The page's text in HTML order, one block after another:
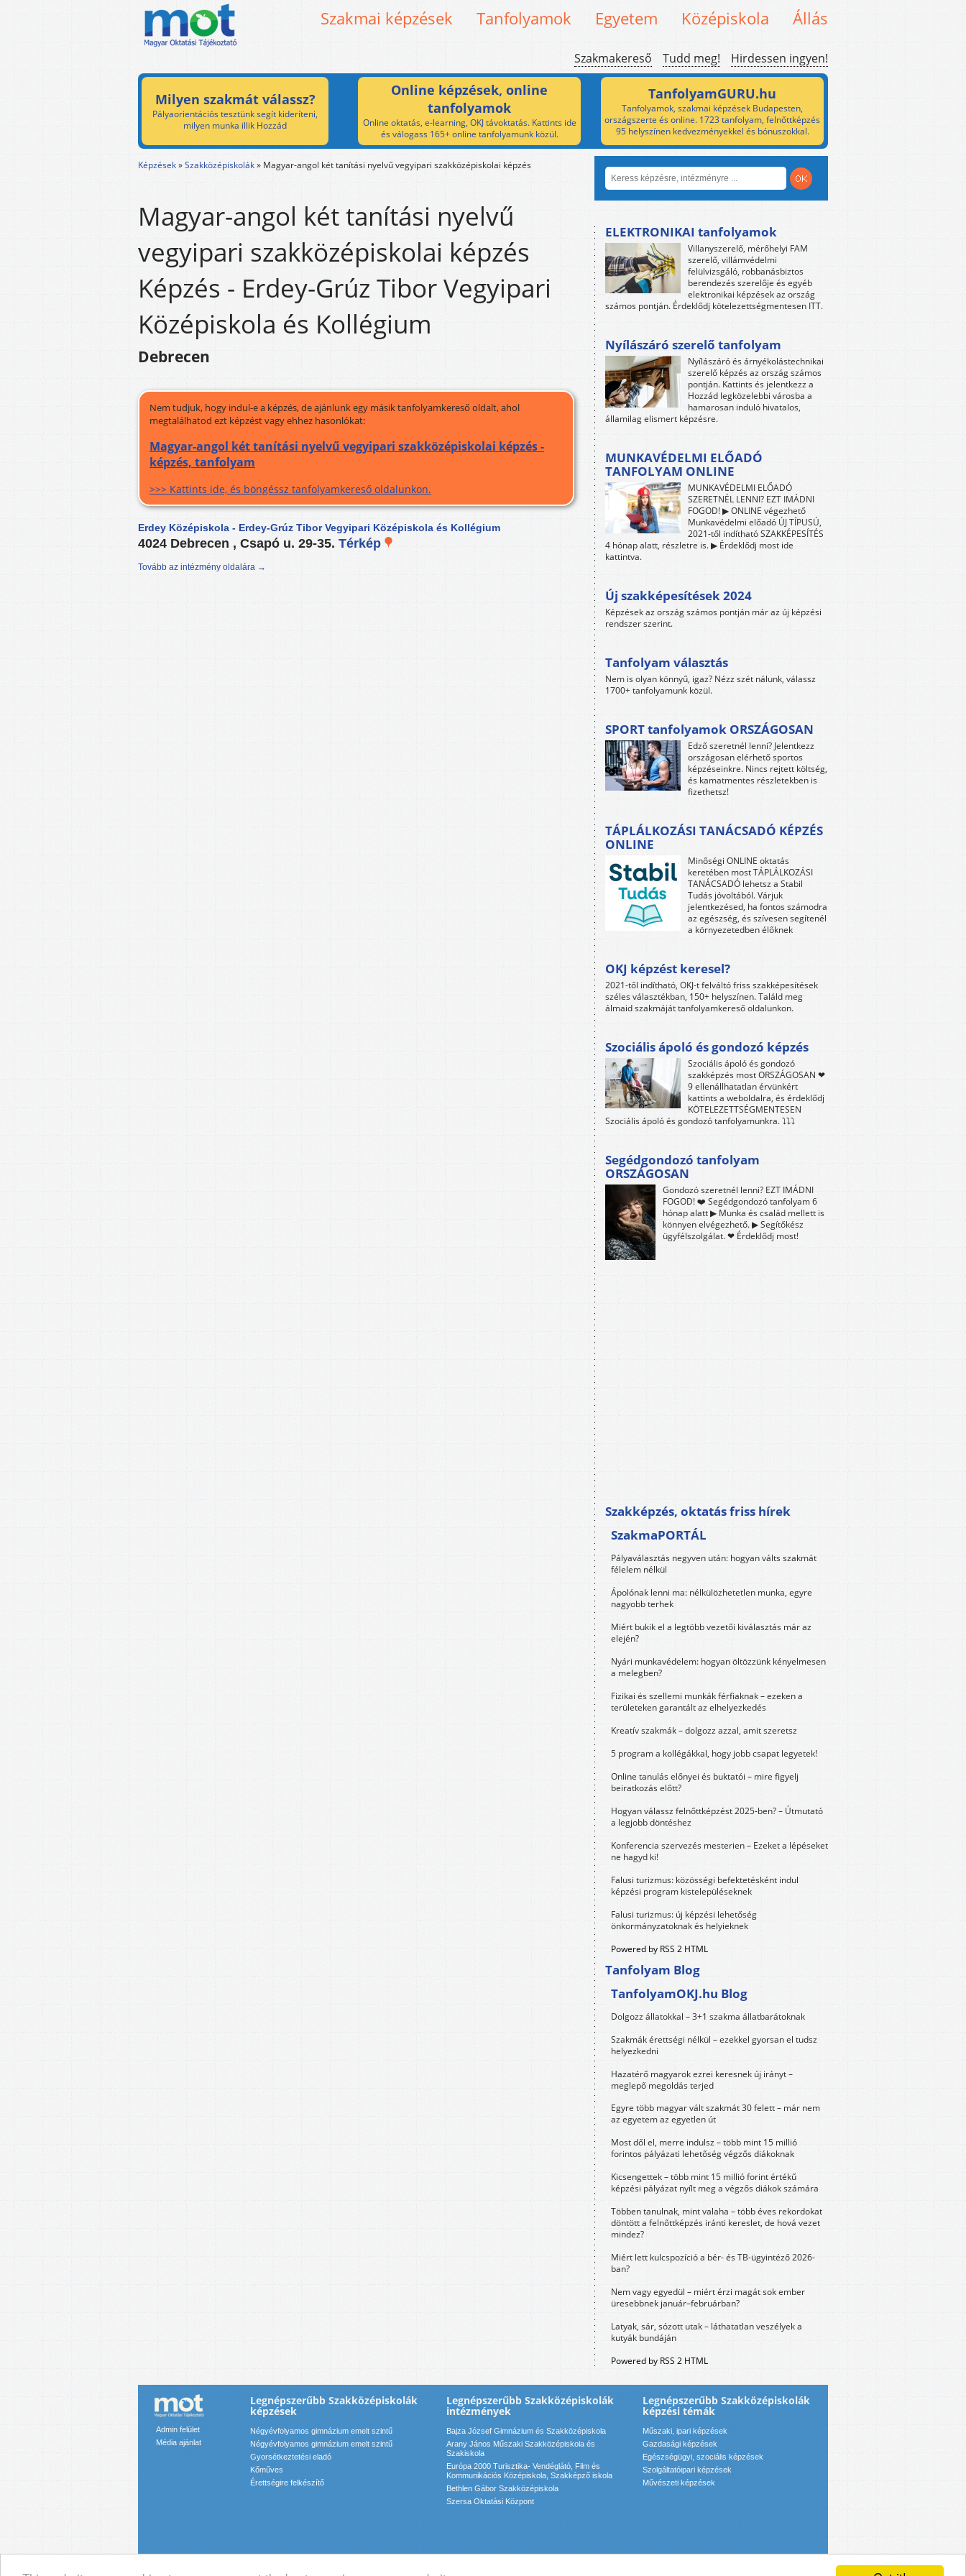
Szakmai képzések Tanfolyamok Egyetem Középiskola Állás
Szakmakereső Tudd meg! Hirdessen ingyen!
Milyen szakmát válassz?
Pályaorientációs tesztünk segít kideríteni,
milyen munka illik Hozzád
Online képzések, online
tanfolyamok
Online oktatás, e-learning, OKJ távoktatás. Kattints ide
és válogass 165+ online tanfolyamunk közül.
TanfolyamGURU.hu
Tanfolyamok, szakmai képzések Budapesten,
országszerte és online. 1723 tanfolyam, felnőttképzés
95 helyszínen kedvezményekkel és bónuszokkal.
Képzések»Szakközépiskolák» Magyar-angol két tanítási nyelvű vegyipari szakközépiskolai képzés
Magyar-angol két tanítási nyelvű
vegyipari szakközépiskolai képzés
Képzés - Erdey-Grúz Tibor Vegyipari
Középiskola és Kollégium
Debrecen
Nem tudjuk, hogy indul-e a képzés, de ajánlunk egy másik tanfolyamkereső oldalt, ahol
megtalálhatod ezt képzést vagy ehhez hasonlókat:
Magyar-angol két tanítási nyelvű vegyipari szakközépiskolai képzés -
képzés, tanfolyam
>>> Kattints ide, és böngéssz tanfolyamkereső oldalunkon.
Erdey Középiskola - Erdey-Grúz Tibor Vegyipari Középiskola és Kollégium
4024 Debrecen , Csapó u. 29-35. Térkép
Tovább az intézmény oldalára →
ELEKTRONIKAI tanfolyamok
Villanyszerelő, mérőhelyi FAM
szerelő, villámvédelmi
felülvizsgáló, robbanásbiztos
berendezés szerelője és egyéb
elektronikai képzések az ország
számos pontján. Érdeklődj kötelezettségmentesen ITT.
Nyílászáró szerelő tanfolyam
Nyílászáró és árnyékolástechnikai
szerelő képzés az ország számos
pontján. Kattints és jelentkezz a
Hozzád legközelebbi városba a
hamarosan induló hivatalos,
államilag elismert képzésre.
MUNKAVÉDELMI ELŐADÓ
TANFOLYAM ONLINE
MUNKAVÉDELMI ELŐADÓ
SZERETNÉL LENNI? EZT IMÁDNI
FOGOD! ▶ ONLINE végezhető
Munkavédelmi előadó ÚJ TÍPUSÚ,
2021-től indítható SZAKKÉPESÍTÉS
4 hónap alatt, részletre is. ▶ Érdeklődj most ide
kattintva.
Új szakképesítések 2024
Képzések az ország számos pontján már az új képzési
rendszer szerint.
Tanfolyam választás
Nem is olyan könnyű, igaz? Nézz szét nálunk, válassz
1700+ tanfolyamunk közül.
SPORT tanfolyamok ORSZÁGOSAN
Edző szeretnél lenni? Jelentkezz
országosan elérhető sportos
képzéseinkre. Nincs rejtett költség,
és kamatmentes részletekben is
fizethetsz!
TÁPLÁLKOZÁSI TANÁCSADÓ KÉPZÉS
ONLINE
Minőségi ONLINE oktatás
keretében most TÁPLÁLKOZÁSI
TANÁCSADÓ lehetsz a Stabil
Tudás jóvoltából. Várjuk
jelentkezésed, ha fontos számodra
az egészség, és szívesen segítenél
a környezetedben élőknek
OKJ képzést keresel?
2021-től indítható, OKJ-t felváltó friss szakképesítések
széles választékban, 150+ helyszínen. Találd meg
álmaid szakmáját tanfolyamkereső oldalunkon.
Szociális ápoló és gondozó képzés
Szociális ápoló és gondozó
szakképzés most ORSZÁGOSAN ❤
9 ellenállhatatlan érvünkért
kattints a weboldalra, és érdeklődj
KÖTELEZETTSÉGMENTESEN
Szociális ápoló és gondozó tanfolyamunkra. ⤵⤵⤵
Segédgondozó tanfolyam
ORSZÁGOSAN
Gondozó szeretnél lenni? EZT IMÁDNI
FOGOD! ❤️ Segédgondozó tanfolyam 6
hónap alatt ▶ Munka és család mellett is
könnyen elvégezhető. ▶ Segítőkész
ügyfélszolgálat. ❤ Érdeklődj most!
Szakképzés, oktatás friss hírek
SzakmaPORTÁL
Pályaválasztás negyven után: hogyan válts szakmát
félelem nélkül
Ápolónak lenni ma: nélkülözhetetlen munka, egyre
nagyobb terhek
Miért bukik el a legtöbb vezetői kiválasztás már az
elején?
Nyári munkavédelem: hogyan öltözzünk kényelmesen
a melegben?
Fizikai és szellemi munkák férfiaknak – ezeken a
területeken garantált az elhelyezkedés
Kreatív szakmák – dolgozz azzal, amit szeretsz
5 program a kollégákkal, hogy jobb csapat legyetek!
Online tanulás előnyei és buktatói – mire figyelj
beiratkozás előtt?
Hogyan válassz felnőttképzést 2025-ben? – Útmutató
a legjobb döntéshez
Konferencia szervezés mesterien – Ezeket a lépéseket
ne hagyd ki!
Falusi turizmus: közösségi befektetésként indul
képzési program kistelepüléseknek
Falusi turizmus: új képzési lehetőség
önkormányzatoknak és helyieknek
Powered by RSS 2 HTML
Tanfolyam Blog
TanfolyamOKJ.hu Blog
Dolgozz állatokkal – 3+1 szakma állatbarátoknak
Szakmák érettségi nélkül – ezekkel gyorsan el tudsz
helyezkedni
Hazatérő magyarok ezrei keresnek új irányt –
meglepő megoldás terjed
Egyre több magyar vált szakmát 30 felett – már nem
az egyetem az egyetlen út
Most dől el, merre indulsz – több mint 15 millió
forintos pályázati lehetőség végzős diákoknak
Kicsengettek – több mint 15 millió forint értékű
képzési pályázat nyílt meg a végzős diákok számára
Többen tanulnak, mint valaha – több éves rekordokat
döntött a felnőttképzés iránti kereslet, de hová vezet
mindez?
Miért lett kulcspozíció a bér- és TB-ügyintéző 2026-
ban?
Nem vagy egyedül – miért érzi magát sok ember
üresebbnek január–februárban?
Latyak, sár, sózott utak – láthatatlan veszélyek a
kutyák bundáján
Powered by RSS 2 HTML
Admin felület
Média ajánlat
Legnépszerűbb Szakközépiskolák
képzések
Négyévfolyamos gimnázium emelt szintű
Négyévfolyamos gimnázium emelt szintű
Gyorsétkeztetési eladó
Kőműves
Érettségire felkészítő
Legnépszerűbb Szakközépiskolák
intézmények
Bajza József Gimnázium és Szakközépiskola
Arany János Műszaki Szakközépiskola és
Szakiskola
Európa 2000 Turisztika- Vendéglátó, Film és
Kommunikációs Középiskola, Szakképző iskola
Bethlen Gábor Szakközépiskola
Szersa Oktatási Központ
Legnépszerűbb Szakközépiskolák
képzési témák
Műszaki, ipari képzések
Gazdasági képzések
Egészségügyi, szociális képzések
Szolgáltatóipari képzések
Művészeti képzések